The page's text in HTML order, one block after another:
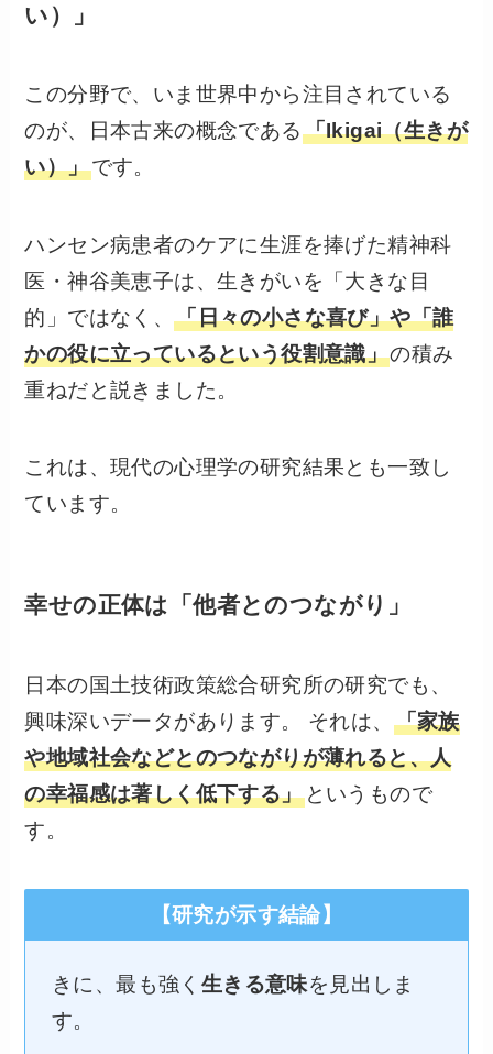
い）」
この分野で、いま世界中から注目されている
のが、日本古来の概念である 「Ikigai（生きが
い）」です。
ハンセン病患者のケアに生涯を捧げた精神科
医・神谷美恵子は、生きがいを「大きな目
的」ではなく、「日々の小さな喜び」や「誰
かの役に立っているという役割意識」の積み
重ねだと説きました。
これは、現代の心理学の研究結果とも一致し
ています。
幸せの正体は「他者とのつながり」
日本の国土技術政策総合研究所の研究でも、
興味深いデータがあります。 それは、 「家族
や地域社会などとのつながりが薄れると、人
の幸福感は著しく低下する」というもので
す。
【研究が示す結論】
きに、最も強く 生きる意味を見出しま
す。